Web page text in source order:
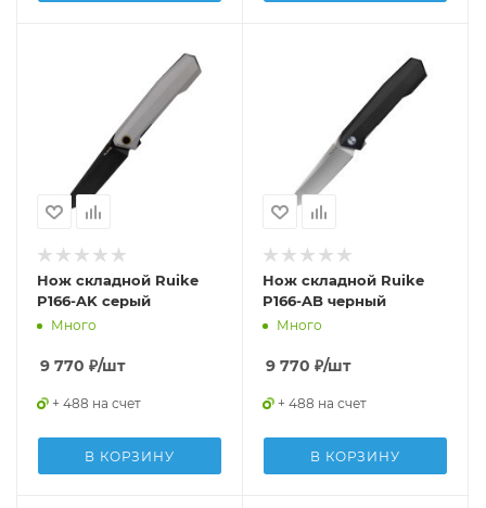
Нож складной Ruike
P166-AK серый
Много
9 770 ₽/шт
+ 488 на счет
В КОРЗИНУ
Нож складной Ruike
P166-AB черный
Много
9 770 ₽/шт
+ 488 на счет
В КОРЗИНУ